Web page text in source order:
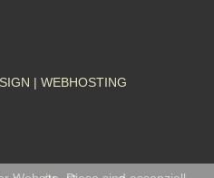
| WEBHOSTING